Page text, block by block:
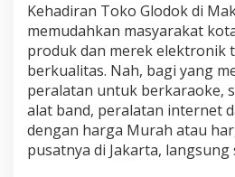
J
a
k
a
r
t
a
Kehadiran Toko Glodok di
memudahkan masyarakat
produk dan merek elektronik
berkualitas. Nah, bagi yang
peralatan untuk berkaraoke,
alat band, peralatan internet
dengan harga Murah atau
pusatnya di Jakarta, langsung